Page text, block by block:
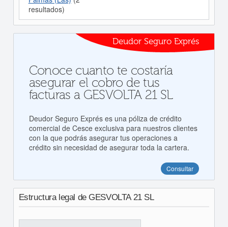
resultados)
Deudor Seguro Exprés
Conoce cuanto te costaría
asegurar el cobro de tus
facturas a GESVOLTA 21 SL
Deudor Seguro Exprés es una póliza de crédito
comercial de Cesce exclusiva para nuestros clientes
con la que podrás asegurar tus operaciones a
crédito sin necesidad de asegurar toda la cartera.
Consultar
Estructura legal de GESVOLTA 21 SL